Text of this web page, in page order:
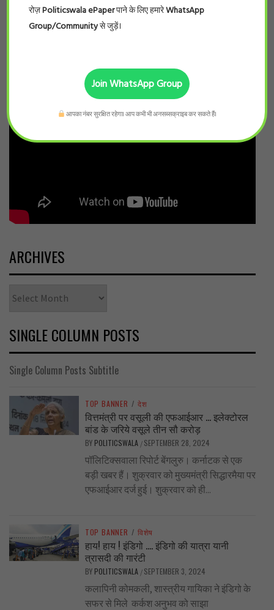
ARCHIVES
SINGLE COLUMN POSTS
Single Column Posts Subtitle
TOP BANNER / देश
वित्तमंत्री पर वसूली की एफआईआर … इलेक्टोरल
बांड के जरिये वसूले तीन सौ करोड़
BY POLITICSWALA / SEPTEMBER 28, 2024
पॉलिटिक्सवाला रिपोर्ट बेंगलुरु। कर्नाटक से एक
बड़ी खबर हैं। शुक्रवार को मुख्यमंत्री सिद्धारमैया पर
एफआईआर दर्ज हुई। शुक्रवार को ही...
TOP BANNER / विशेष
हाय! हाय ! इंडिगो …. इंडिगो की यात्रा यानी
त्रासदी की गारंटी
BY POLITICSWALA / SEPTEMBER 3, 2024
कलापिनी कोमकली, शास्त्रीय गायिका ने इंडिगो के
सफर से मिले कर्कश अनुभव को साझा
रोज़Politicswala ePaperपाने के लिए हमारेWhatsApp
Group/Communityसे जुड़ें।
Join WhatsApp Group
आपका नंबर सुरक्षित रहेगा। आप कभी भी अनसब्सक्राइब कर सकते हैं।